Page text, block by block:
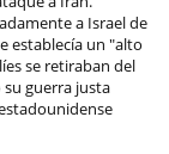
a Israel de
establecía un "alto
se retiraban del
su guerra justa